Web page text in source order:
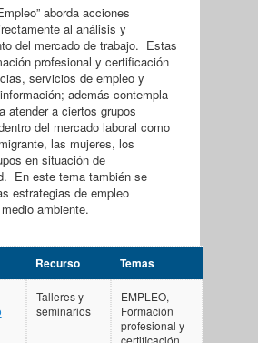
aborda acciones
al análisis y
del mercado de trabajo. Estas
profesional y certificación
servicios de empleo y
además contempla
atender a ciertos grupos
del mercado laboral como
las mujeres, los
en situación de
En este tema también se
estrategias de empleo
ambiente.
Recurso Temas
Talleres y
seminarios
EMPLEO,
Formación
profesional y
certificación